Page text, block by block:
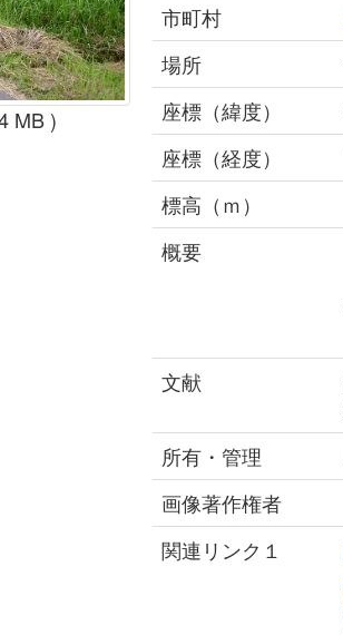
MB )
市町村
場所
座標（緯度）
座標（経度）
標高（ｍ）
概要
文献
所有・管理
画像著作権者
関連リンク１